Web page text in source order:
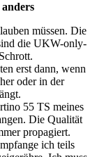
müssen. Die
die UKW-only-
erst dann, wenn
oder in der
55 TS meines
Die Qualität
propagiert.
ich teils